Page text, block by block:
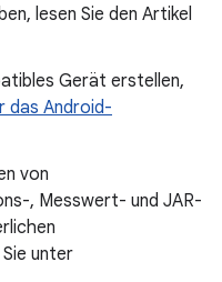
lesen Sie den Artikel
Gerät erstellen,
das Android-
von
, Messwert- und JAR-
unter